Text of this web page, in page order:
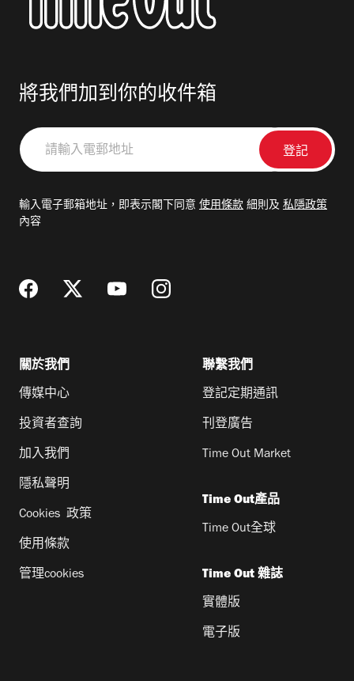
將我們加到你的收件箱
請
輸
郵
輸入電子郵箱地址，即表示閣下同意 使用條款 細則及 私隱政策
內容
關於我們
傳媒中心
投資者查詢
加入我們
隱私聲明
Cookies 政策
使用條款
管理cookies
聯繫我們
登記定期通訊
刊登廣告
Time Out Market
Time Out產品
Time Out全球
Time Out 雜誌
實體版
電子版